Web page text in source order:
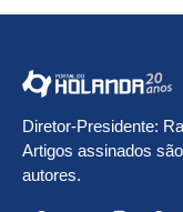
Diretor-Presidente:
Artigos assinados
autores.